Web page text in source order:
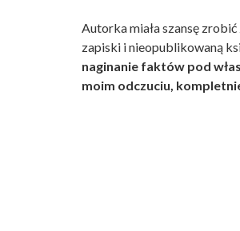
Autorka miała szansę
zapiski i nieopublikowaną
naginanie faktów pod
moim odczuciu,